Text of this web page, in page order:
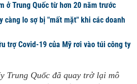
ở Trung Quốc từ hơn 20 năm trước
càng lo sợ bị "mất mặt" khi các doanh
trợ Covid-19 của Mỹ rơi vào túi công ty
Trung Quốc đã quay trở lại mô